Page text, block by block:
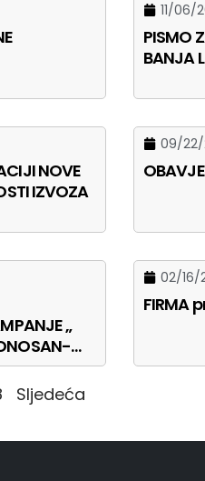
11/06/
PISMO
BANJA
NOVE
IZVOZA
09/22/
„
02/16/
FIRMA
Sljedeća